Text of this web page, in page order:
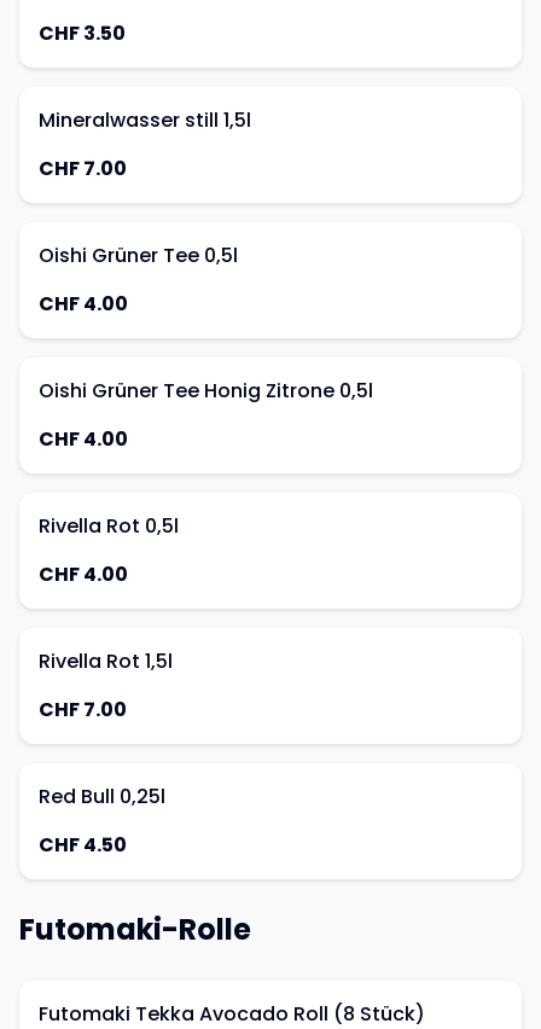
CHF 3.50
Mineralwasser still 1,5l
CHF 7.00
Oishi Grüner Tee 0,5l
CHF 4.00
Oishi Grüner Tee Honig Zitrone 0,5l
CHF 4.00
Rivella Rot 0,5l
CHF 4.00
Rivella Rot 1,5l
CHF 7.00
Red Bull 0,25l
CHF 4.50
Futomaki-Rolle
Futomaki Tekka Avocado Roll (8 Stück)